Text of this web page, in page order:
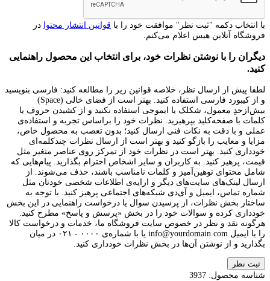
با انتخاب دکمه "ثبت نظر" موافقت خود را با قوانین انتشار محتوا در
فروشگاه آنلاین هیس اعلام می‌کنم.
دیگران را با نوشتن نظرات خود، برای انتخاب این محصول راهنمایی
کنید.
لطفا پیش از ارسال نظر، خلاصه قوانین زیر را مطالعه کنید: فارسی بنویسید
و از کیبورد فارسی استفاده کنید. بهتر است از فضای خالی (Space)
بیش‌از‌حدِ معمول، شکلک یا ایموجی استفاده نکنید و از کشیدن حروف یا
کلمات با صفحه‌کلید بپرهیزید. نظرات خود را براساس تجربه و استفاده‌ی
عملی و با دقت به نکات فنی ارسال کنید؛ بدون تعصب به محصول خاص،
مزایا و معایب را بازگو کنید و بهتر است از ارسال نظرات چندکلمه‌‌ای
خودداری کنید. بهتر است در نظرات خود از تمرکز روی عناصر متغیر مثل
قیمت، پرهیز کنید. به کاربران و سایر اشخاص احترام بگذارید. پیام‌هایی که
شامل محتوای توهین‌آمیز و کلمات نامناسب باشند، حذف می‌شوند. از
ارسال لینک‌های سایت‌های دیگر و ارایه‌ی اطلاعات شخصی خودتان مثل
شماره تماس، ایمیل و آی‌دی شبکه‌های اجتماعی پرهیز کنید. با توجه به
ساختار بخش نظرات، از پرسیدن سوال یا درخواست راهنمایی در این بخش
خودداری کرده و سوالات خود را در بخش «پرسش و پاسخ» مطرح کنید.
هرگونه نقد و نظر در خصوص سایت فروشگاه ما، خدمات و درخواست کالا
را با ایمیل info@yourdomain.com یا با شماره‌ی ۰۰۰۰ - ۰۲۱ در میان
بگذارید و از نوشتن آن‌ها در بخش نظرات خودداری کنید.
ثبت نظر
شناسه محصول: 3937